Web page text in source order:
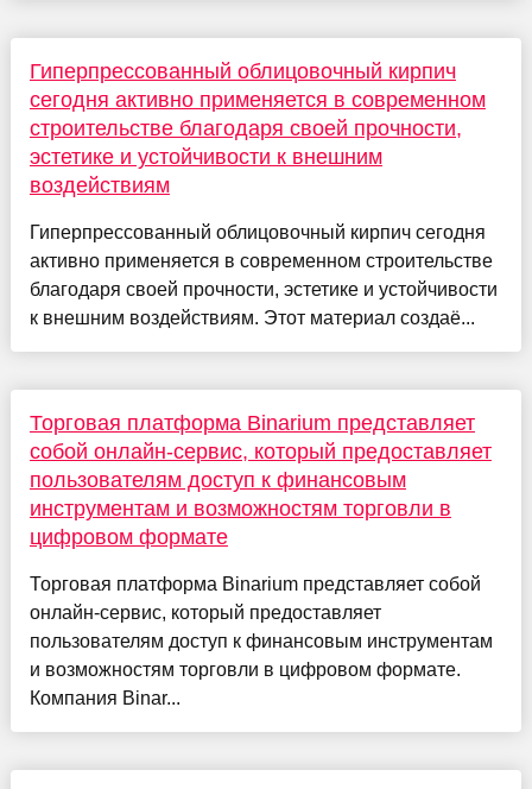
Гиперпрессованный облицовочный кирпич
сегодня активно применяется в современном
строительстве благодаря своей прочности,
эстетике и устойчивости к внешним
воздействиям
Гиперпрессованный облицовочный кирпич сегодня
активно применяется в современном строительстве
благодаря своей прочности, эстетике и устойчивости
к внешним воздействиям. Этот материал создаё...
Торговая платформа Binarium представляет
собой онлайн-сервис, который предоставляет
пользователям доступ к финансовым
инструментам и возможностям торговли в
цифровом формате
Торговая платформа Binarium представляет собой
онлайн-сервис, который предоставляет
пользователям доступ к финансовым инструментам
и возможностям торговли в цифровом формате.
Компания Binar...